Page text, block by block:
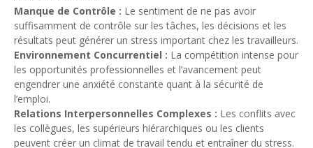
Manque de Contrôle : Le sentiment de ne pas avoir
suffisamment de contrôle sur les tâches, les décisions et les
résultats peut générer un stress important chez les travailleurs.
Environnement Concurrentiel : La compétition intense pour
les opportunités professionnelles et l’avancement peut
engendrer une anxiété constante quant à la sécurité de
l’emploi.
Relations Interpersonnelles Complexes : Les conflits avec
les collègues, les supérieurs hiérarchiques ou les clients
peuvent créer un climat de travail tendu et entraîner du stress.